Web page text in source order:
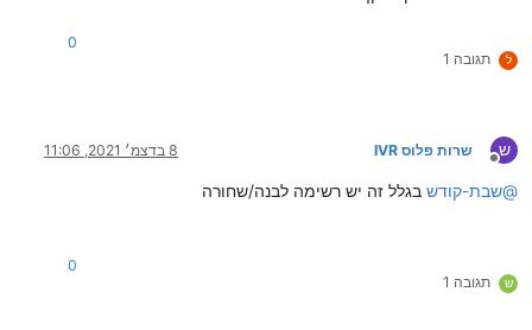
ל תגובה 1
0
ש
מנותק
שרות פלוס IVR 8 בדצמ׳ 2021, 11:06
@שבת-קודש בגלל זה יש רשימה לבנה/שחורה
ש תגובה 1
0